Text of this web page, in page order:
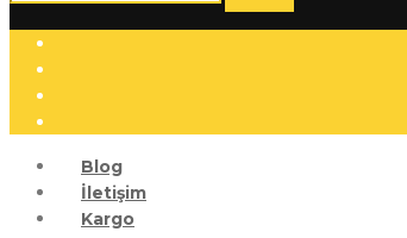
Blog
İletişim
Kargo